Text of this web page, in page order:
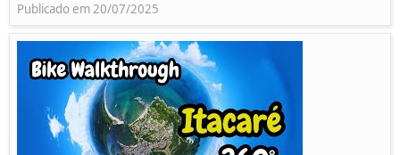
Publicado em 20/07/2025